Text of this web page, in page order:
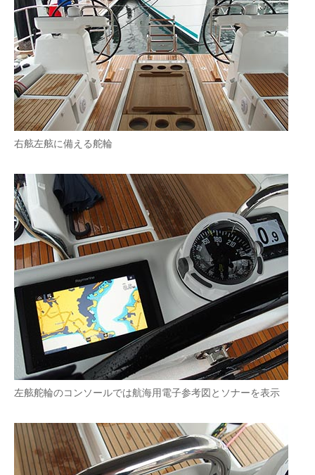
右舷左舷に備える舵輪
左舷舵輪のコンソールでは航海用電子参考図とソナーを表示